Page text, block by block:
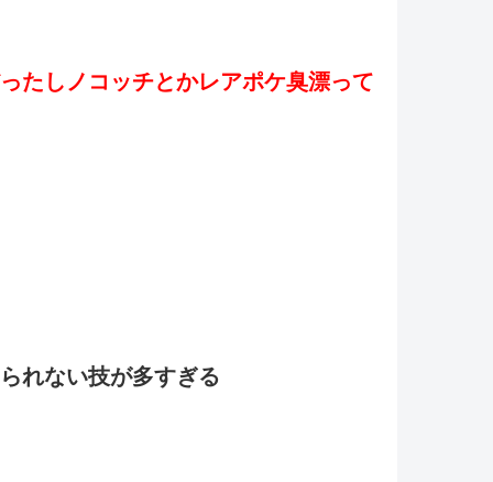
たしノコッチとかレアポケ臭漂って
れない技が多すぎる